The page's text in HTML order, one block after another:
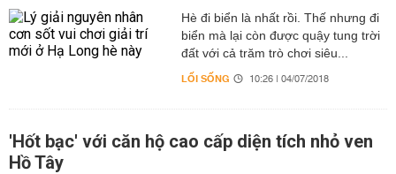
Hè đi biển là nhất rồi. Thế nhưng đi
biển mà lại còn được quậy tung trời
đất với cả trăm trò chơi siêu...
LỐI SỐNG 10:26 | 04/07/2018
'Hốt bạc' với căn hộ cao cấp diện tích nhỏ ven
Hồ Tây